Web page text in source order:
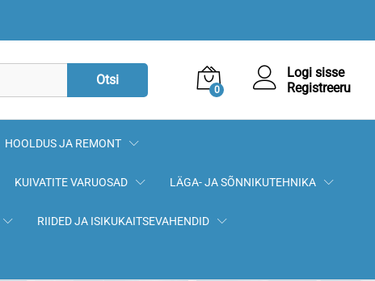
Otsi
0
Logi sisse
Registreeru
HOOLDUS JA REMONT
KUIVATITE VARUOSAD LÄGA- JA SÕNNIKUTEHNIKA
RIIDED JA ISIKUKAITSEVAHENDID